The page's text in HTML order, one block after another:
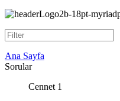
Ana Sayfa
Sorular
Cennet 1